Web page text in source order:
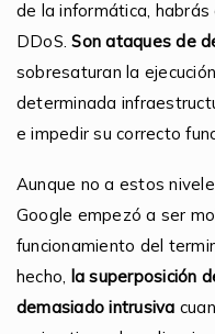
de la informática,
DDoS.Son ataques de
sobresaturan la
determinada
e impedir su correcto
Aunque no a estos
Google empezó a ser
funcionamiento del
hecho, la superposición
demasiado intrusiva